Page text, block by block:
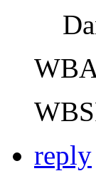
reply